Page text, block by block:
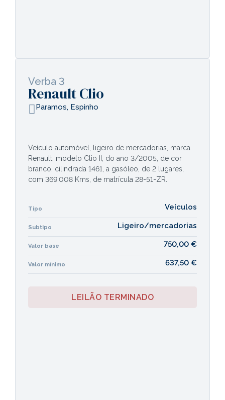
Verba 3
Renault Clio
Paramos, Espinho
Veículo automóvel, ligeiro de mercadorias, marca
Renault, modelo Clio II, do ano 3/2005, de cor
branco, cilindrada 1461, a gasóleo, de 2 lugares,
com 369.008 Kms, de matrícula 28-51-ZR.
Tipo Veículos
Subtipo Ligeiro/mercadorias
Valor base 750,00 €
Valor mínimo 637,50 €
LEILÃO TERMINADO